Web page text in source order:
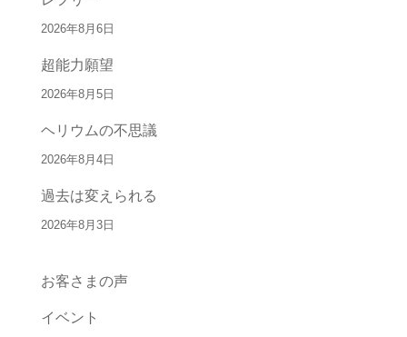
2026年8月6日
超能力願望
2026年8月5日
ヘリウムの不思議
2026年8月4日
過去は変えられる
2026年8月3日
お客さまの声
イベント